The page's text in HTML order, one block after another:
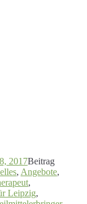
2017Beitrag
, Angebote,
,
Leipzig,